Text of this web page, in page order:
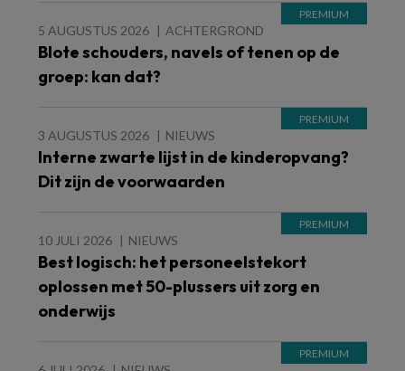
5 AUGUSTUS 2026 ACHTERGROND
Blote schouders, navels of tenen op de
groep: kan dat?
3 AUGUSTUS 2026 NIEUWS
Interne zwarte lijst in de kinderopvang?
Dit zijn de voorwaarden
10 JULI 2026 NIEUWS
Best logisch: het personeelstekort
oplossen met 50-plussers uit zorg en
onderwijs